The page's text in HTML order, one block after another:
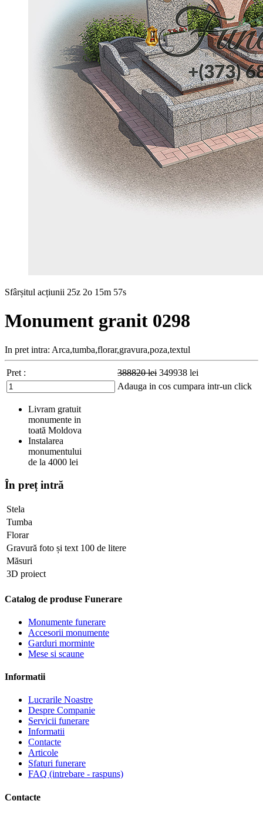
Sfârșitul acțiunii 25z 2o 15m 56s
Monument granit 0298
In pret intra: Arca,tumba,florar,gravura,poza,textul
Pret : 388820lei 349938 lei
Adauga in cos cumpara intr-un click
Livram gratuit
monumente in
toată Moldova
Instalarea
monumentului
de la 4000 lei
În preț intră
Stela
Tumba
Florar
Gravură foto și text 100 de litere
Măsuri
3D proiect
Catalog de produse Funerare
Monumente funerare
Accesorii monumente
Garduri morminte
Mese si scaune
Informatii
Lucrarile Noastre
Despre Companie
Servicii funerare
Informatii
Contacte
Articole
Sfaturi funerare
FAQ (intrebare - raspuns)
Contacte